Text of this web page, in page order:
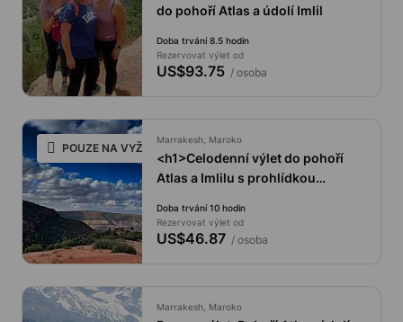
do pohoří Atlas a údolí Imlil
Doba trvání 8.5 hodin
Rezervovat výlet od
US$93.75/ osoba
POUZE NA VYŽÁDÁNÍ
Marrakesh, Maroko
<h1>Celodenní výlet do pohoří
Atlas a Imlilu s prohlídkou
Doba trvání 10 hodin
Rezervovat výlet od
US$46.87/ osoba
Marrakesh, Maroko